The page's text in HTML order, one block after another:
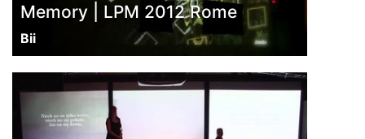
Memory | LPM 2012 Rome
Bii